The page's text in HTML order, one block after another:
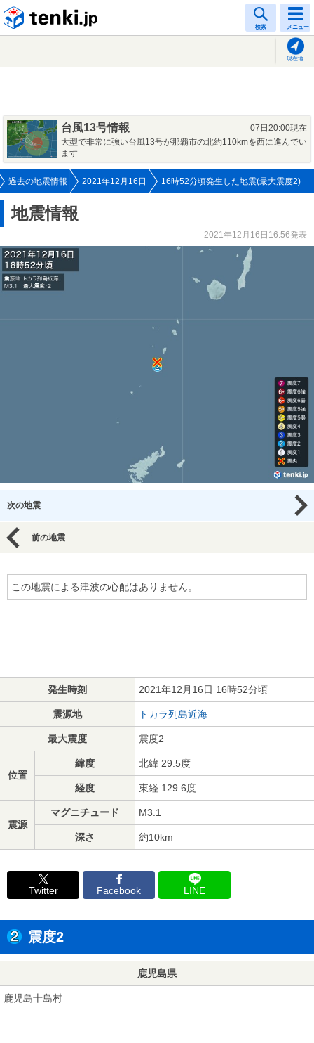
検索 メニュー
現在地
台風13号情報
07日20:00現在
大型で非常に強い台風13号が那覇市の北約110kmを西に進んでい
ます
過去の地震情報 2021年12月16日 16時52分頃発生した地震(最大震度2)
地震情報
2021年12月16日16:56発表
次の地震
前の地震
この地震による津波の心配はありません。
発生時刻 2021年12月16日 16時52分頃
震源地 トカラ列島近海
最大震度 震度2
位置
緯度 北緯 29.5度
経度 東経 129.6度
震源
マグニチュード M3.1
深さ 約10km
Twitter Facebook LINE
震度2
鹿児島県
鹿児島十島村